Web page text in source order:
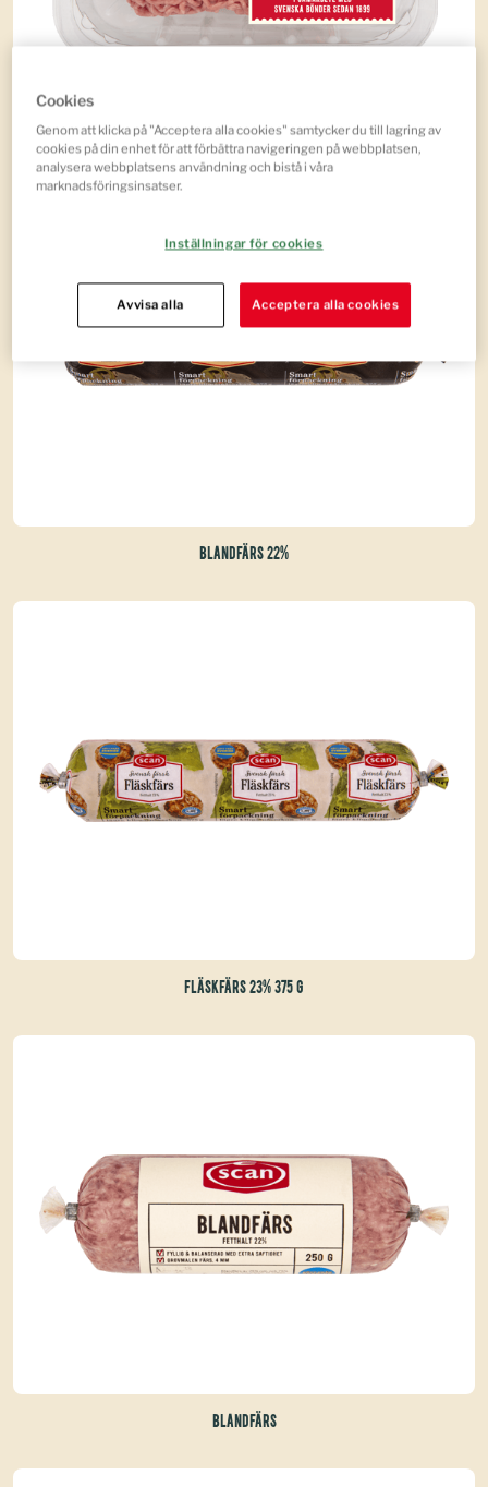
BLANDFÄRS 20% 400 G
BLANDFÄRS 22%
FLÄSKFÄRS 23% 375 G
BLANDFÄRS
Cookies
Genom att klicka på "Acceptera alla cookies" samtycker du till lagring av
cookies på din enhet för att förbättra navigeringen på webbplatsen,
analysera webbplatsens användning och bistå i våra
marknadsföringsinsatser.
Inställningar för cookies
Avvisa alla Acceptera alla cookies